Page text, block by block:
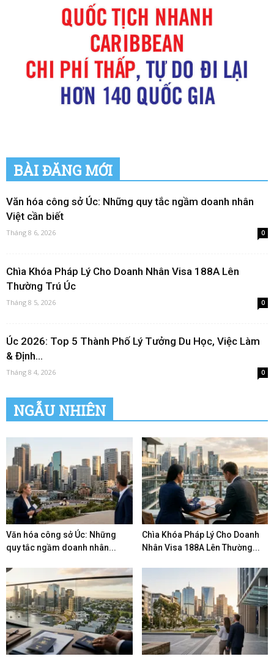
BÀI ĐĂNG MỚI
Văn hóa công sở Úc: Những quy tắc ngầm doanh nhân
Việt cần biết
Tháng 8 6, 2026 0
Chìa Khóa Pháp Lý Cho Doanh Nhân Visa 188A Lên
Thường Trú Úc
Tháng 8 5, 2026 0
Úc 2026: Top 5 Thành Phố Lý Tưởng Du Học, Việc Làm
& Định...
Tháng 8 4, 2026 0
NGẪU NHIÊN
Văn hóa công sở Úc: Những
quy tắc ngầm doanh nhân...
Chìa Khóa Pháp Lý Cho Doanh
Nhân Visa 188A Lên Thường...